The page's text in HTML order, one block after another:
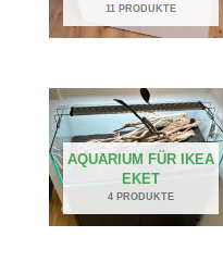
11 PRODUKTE
AQUARIUM FÜR IKEA
EKET
4 PRODUKTE